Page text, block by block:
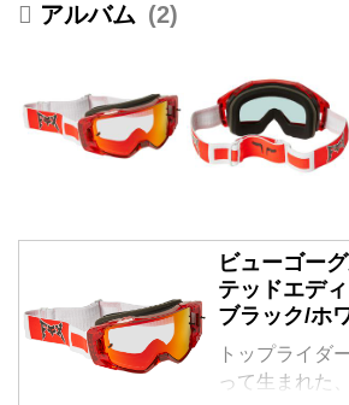
2
ビューゴー
テッドエデ
ブラック/ホ
トップライダ
って生まれた